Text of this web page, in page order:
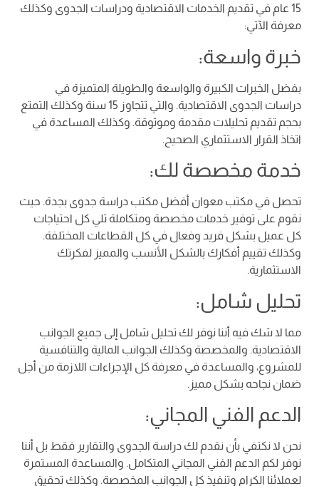
15 عام في تقديم الخدمات الاقتصادية ودراسات الجدوى وكذلك
معرفة الآتي:
خبرة واسعة:
بفضل الخبرات الكبيرة والواسعة والطويلة المتميزة في
دراسات الجدوى الاقتصادية. والتي تتجاوز 15 سنة وكذلك التمتع
بحجم تقديم تحليلات مقدمة وموثوقة. وكذلك المساعدة في
اتخاذ القرار الاستثماري الصحيح.
خدمة مخصصة لك:
تحصل في مكتب معوان أفضل مكتب دراسة جدوى بجدة. حيث
نقوم على توفير خدمات مخصصة ومتكاملة تلي كل احتياجات
كل عميل بشكل فريد وفعال في كل القطاعات المختلفة.
وكذلك تقييم أفكارك بالشكل الأنسب والمميز لفكرتك
الاستثمارية.
تحليل شامل:
مما لا شك فيه أننا نوفر لك تحليل شامل إلى جميع الجوانب
الاقتصادية. والمخصصة وكذلك الجوانب المالية والتنافسية
للمشروع، والمساعدة في معرفة كل الإجراءات اللازمة من أجل
ضمان نجاحه بشكل مميز.
الدعم الفني المجاني:
نحن لا نكتفي بأن نقدم لك دراسة الجدوى والتقارير فقط بل أننا
نوفر لكم الدعم الفني المجاني المتكامل. والمساعدة المستمرة
لعملائنا الكرام وتنفيذ كل الجوانب المخصصة. وكذلك تحقيق